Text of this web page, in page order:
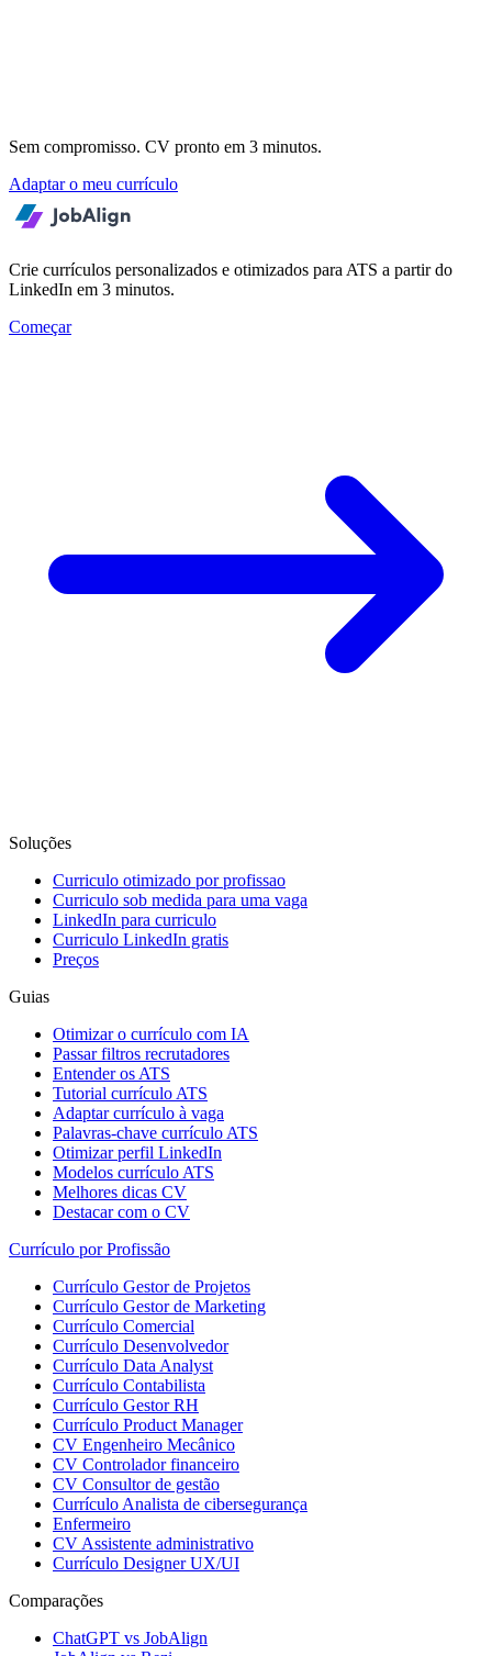
Sem compromisso. CV pronto em 3 minutos.
Adaptar o meu currículo
Crie currículos personalizados e otimizados para ATS a partir do
LinkedIn em 3 minutos.
Começar
Soluções
Curriculo otimizado por profissao
Curriculo sob medida para uma vaga
LinkedIn para curriculo
Curriculo LinkedIn gratis
Preços
Guias
Otimizar o currículo com IA
Passar filtros recrutadores
Entender os ATS
Tutorial currículo ATS
Adaptar currículo à vaga
Palavras-chave currículo ATS
Otimizar perfil LinkedIn
Modelos currículo ATS
Melhores dicas CV
Destacar com o CV
Currículo por Profissão
Currículo Gestor de Projetos
Currículo Gestor de Marketing
Currículo Comercial
Currículo Desenvolvedor
Currículo Data Analyst
Currículo Contabilista
Currículo Gestor RH
Currículo Product Manager
CV Engenheiro Mecânico
CV Controlador financeiro
CV Consultor de gestão
Currículo Analista de cibersegurança
Enfermeiro
CV Assistente administrativo
Currículo Designer UX/UI
Comparações
ChatGPT vs JobAlign